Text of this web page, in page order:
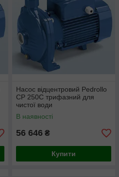
Насос відцентровий Pedrollo
CP 250C трифазний для
чистої води
В наявності
56 646 ₴
Купити